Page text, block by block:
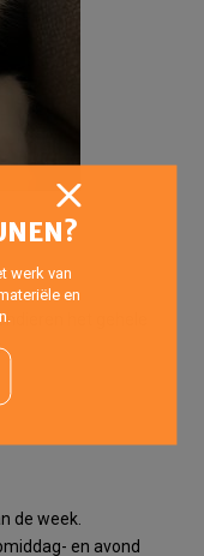
het gehele
de week.
en avond
werk van
en